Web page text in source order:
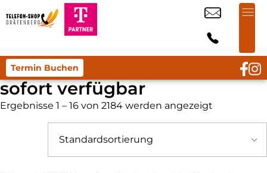
Termin Buchen
sofort verfügbar
Ergebnisse 1 – 16 von 2184 werden angezeigt